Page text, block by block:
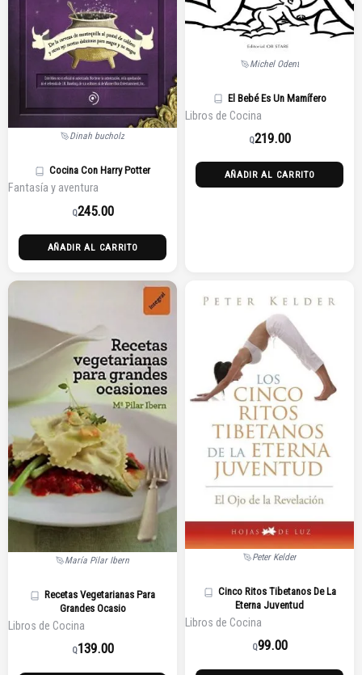
Dinah bucholz
Cocina Con Harry Potter
Fantasía y aventura
Q245.00
AÑADIR AL CARRITO
Michel Odent
El Bebé Es Un Mamífero
Libros de Cocina
Q219.00
AÑADIR AL CARRITO
María Pilar Ibern
Recetas Vegetarianas Para
Grandes Ocasio
Libros de Cocina
Q139.00
Peter Kelder
Cinco Ritos Tibetanos De La
Eterna Juventud
Libros de Cocina
Q99.00